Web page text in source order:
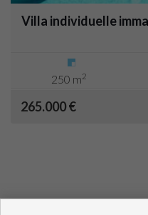
Villa individuelle
250 m2
265.000 €